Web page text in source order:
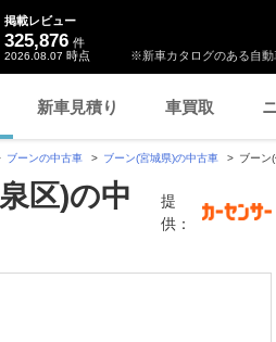
※新車カタログのある自動
掲載レビュー
325,876 件
2026.08.07 時点
新車見積り 車買取
ブーンの中古車 ブーン(宮城県)の中古車 ブーン
区)の中
提
供：